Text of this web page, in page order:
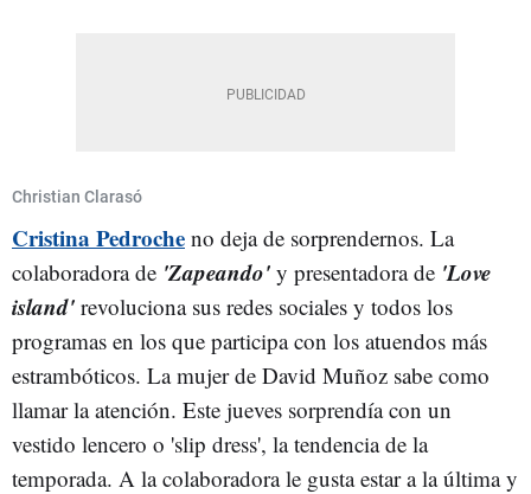
Christian Clarasó
Cristina Pedroche no deja de sorprendernos. La
colaboradora de 'Zapeando' y presentadora de 'Love
island' revoluciona sus redes sociales y todos los
programas en los que participa con los atuendos más
estrambóticos. La mujer de David Muñoz sabe como
llamar la atención. Este jueves sorprendía con un
vestido lencero o 'slip dress', la tendencia de la
temporada. A la colaboradora le gusta estar a la última y